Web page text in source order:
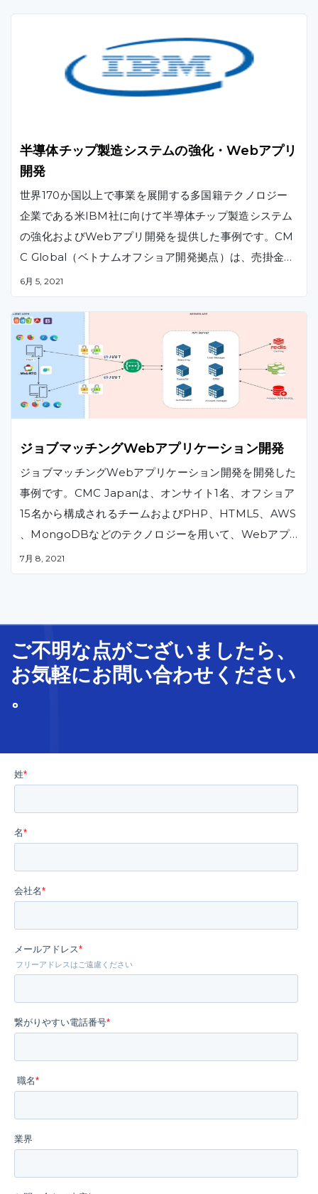
半導体チップ製造システムの強化・Webアプリ
開発
世界170か国以上で事業を展開する多国籍テクノロジー
企業である米IBM社に向けて半導体チップ製造システム
の強化およびWebアプリ開発を提供した事例です。CM
C Global（ベトナムオフショア開発拠点）は、売掛金手
続きを支援するWebアプリの開発および半導体の研究・
保守を実施し、内部クラウドプラットフォームの自動化
や作業負荷の大幅な削減などに貢献しました。
6月 5, 2021
ジョブマッチングWebアプリケーション開発
ジョブマッチングWebアプリケーション開発を開発した
事例です。CMC Japanは、オンサイト1名、オフショア
15名から構成されるチームおよびPHP、HTML5、AWS
、MongoDBなどのテクノロジーを用いて、Webアプ
リケーションの基本設計、詳細設計、開発、テスト、受
7月 8, 2021
ご不明な点がございましたら、
お気軽にお問い合わせ ください
。